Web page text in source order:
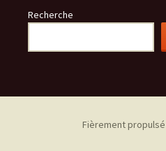
Recherche
Fièrement